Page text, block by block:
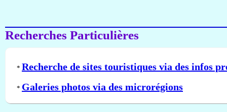
Recherches Particulières
* Recherche de sites touristiques via des infos
* Galeries photos via des microrégions